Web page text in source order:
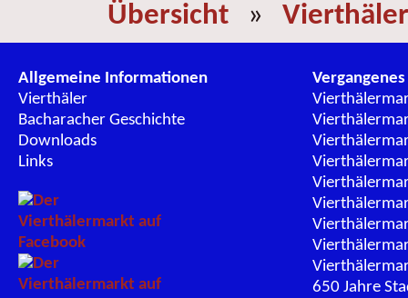
Übersicht »
Allgemeine Informationen
Vierthäler
Bacharacher Geschichte
Downloads
Links
Vergangenes
650 Jahre